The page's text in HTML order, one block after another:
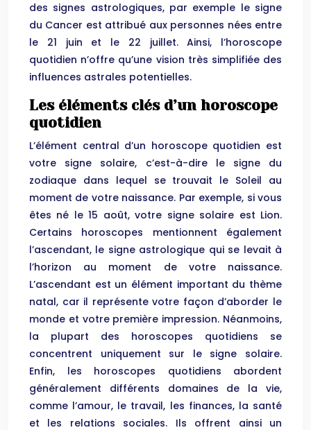
des signes astrologiques, par exemple le signe
du Cancer est attribué aux personnes nées entre
le 21 juin et le 22 juillet. Ainsi, l’horoscope
quotidien n’offre qu’une vision très simplifiée des
influences astrales potentielles.
Les éléments clés d’un horoscope
quotidien
L’élément central d’un horoscope quotidien est
votre signe solaire, c’est-à-dire le signe du
zodiaque dans lequel se trouvait le Soleil au
moment de votre naissance. Par exemple, si vous
êtes né le 15 août, votre signe solaire est Lion.
Certains horoscopes mentionnent également
l’ascendant, le signe astrologique qui se levait à
l’horizon au moment de votre naissance.
L’ascendant est un élément important du thème
natal, car il représente votre façon d’aborder le
monde et votre première impression. Néanmoins,
la plupart des horoscopes quotidiens se
concentrent uniquement sur le signe solaire.
Enfin, les horoscopes quotidiens abordent
généralement différents domaines de la vie,
comme l’amour, le travail, les finances, la santé
et les relations sociales. Ils offrent ainsi un